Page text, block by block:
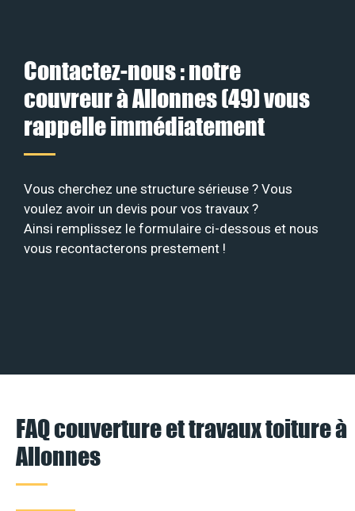
Contactez-nous : notre
couvreur à Allonnes (49) vous
rappelle immédiatement
Vous cherchez une structure sérieuse ? Vous
voulez avoir un devis pour vos travaux ?
Ainsi remplissez le formulaire ci-dessous et nous
vous recontacterons prestement !
FAQ couverture et travaux toiture à
Allonnes